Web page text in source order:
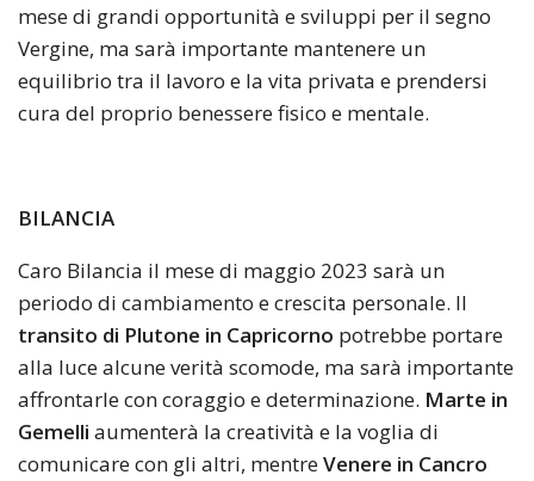
mese di grandi opportunità e sviluppi per il segno
Vergine, ma sarà importante mantenere un
equilibrio tra il lavoro e la vita privata e prendersi
cura del proprio benessere fisico e mentale.
BILANCIA
Caro Bilancia il mese di maggio 2023 sarà un
periodo di cambiamento e crescita personale. Il
transito di Plutone in Capricorno potrebbe portare
alla luce alcune verità scomode, ma sarà importante
affrontarle con coraggio e determinazione. Marte in
Gemelli aumenterà la creatività e la voglia di
comunicare con gli altri, mentreVenere in Cancro